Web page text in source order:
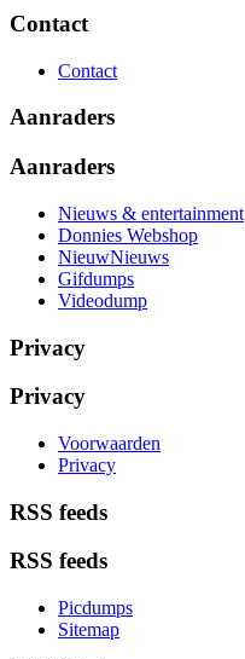
Contact
Contact
Aanraders
Aanraders
Nieuws & entertainment
Donnies Webshop
NieuwNieuws
Gifdumps
Videodump
Privacy
Privacy
Voorwaarden
Privacy
RSS feeds
RSS feeds
Picdumps
Sitemap